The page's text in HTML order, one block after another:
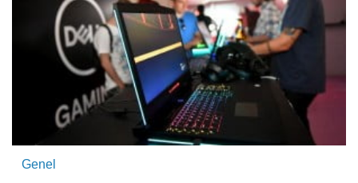
Genel